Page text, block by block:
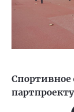
Спортивное